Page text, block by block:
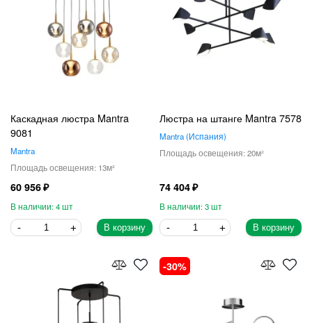
Каскадная люстра Mantra
9081
Mantra
13
60 956
4
В корзину
Люстра на штанге Mantra 7578
Mantra Испания
20
74 404
3
В корзину
30